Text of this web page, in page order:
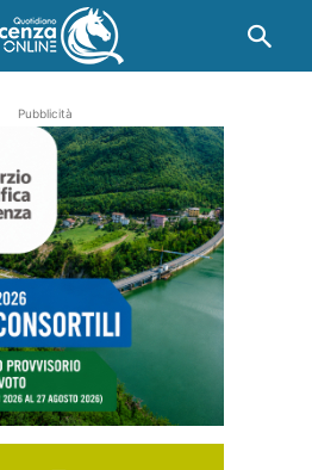
Pubblicità